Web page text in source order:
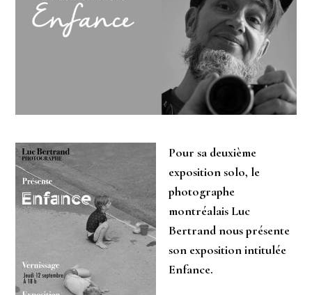
Pour sa deuxième
exposition solo, le
photographe
montréalais Luc
Bertrand nous présente
son exposition intitulée
Enfance.